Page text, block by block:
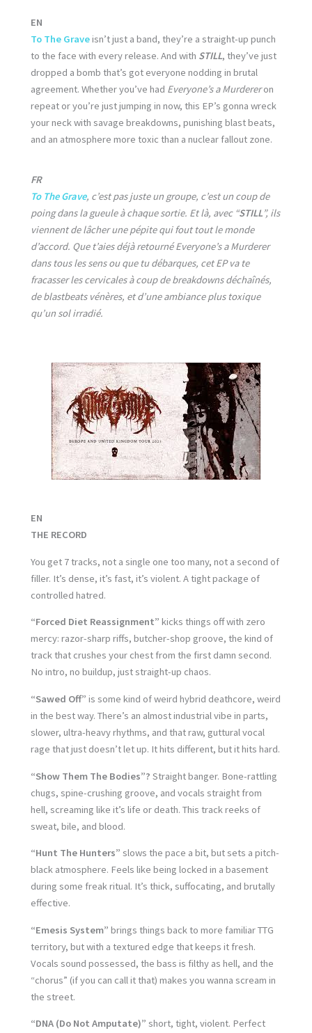
EN
To The Graveisn’t just a band, they’re a straight-up punch
to the face with every release. And with STILL, they’ve just
dropped a bomb that’s got everyone nodding in brutal
agreement. Whether you’ve had Everyone’s a Murdereron
repeat or you’re just jumping in now, this EP’s gonna wreck
your neck with savage breakdowns, punishing blast beats,
and an atmosphere more toxic than a nuclear fallout zone.
FR
To The Grave, c’est pas juste un groupe, c’est un coup de
poing dans la gueule à chaque sortie. Et là, avec “STILL”, ils
viennent de lâcher une pépite qui fout tout le monde
d’accord. Que t’aies déjà retourné Everyone’s a Murderer
dans tous les sens ou que tu débarques, cet EP va te
fracasser les cervicales à coup de breakdowns déchaînés,
de blastbeats vénères, et d’une ambiance plus toxique
qu’un sol irradié.
EN
THE RECORD
You get 7 tracks, not a single one too many, not a second of
filler. It’s dense, it’s fast, it’s violent. A tight package of
controlled hatred.
“Forced Diet Reassignment” kicks things off with zero
mercy: razor-sharp riffs, butcher-shop groove, the kind of
track that crushes your chest from the first damn second.
No intro, no buildup, just straight-up chaos.
“Sawed Off” is some kind of weird hybrid deathcore, weird
in the best way. There’s an almost industrial vibe in parts,
slower, ultra-heavy rhythms, and that raw, guttural vocal
rage that just doesn’t let up. It hits different, but it hits hard.
“Show Them The Bodies”? Straight banger. Bone-rattling
chugs, spine-crushing groove, and vocals straight from
hell, screaming like it’s life or death. This track reeks of
sweat, bile, and blood.
“Hunt The Hunters” slows the pace a bit, but sets a pitch-
black atmosphere. Feels like being locked in a basement
during some freak ritual. It’s thick, suffocating, and brutally
effective.
“Emesis System” brings things back to more familiar TTG
territory, but with a textured edge that keeps it fresh.
Vocals sound possessed, the bass is filthy as hell, and the
“chorus” (if you can call it that) makes you wanna scream in
the street.
“DNA (Do Not Amputate)” short, tight, violent. Perfect